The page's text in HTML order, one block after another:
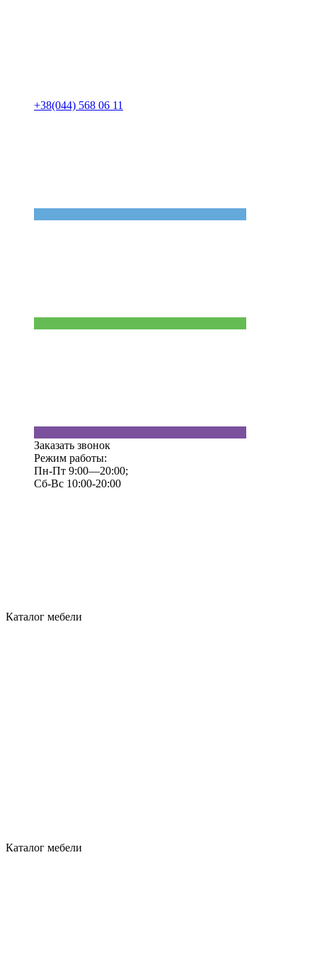
+38(044) 568 06 11
Заказать звонок
Режим работы:
Пн-Пт 9:00—20:00;
Сб-Вс 10:00-20:00
Каталог мебели
Каталог мебели